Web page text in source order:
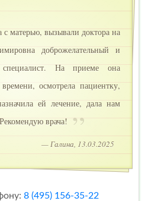
матерью, вызывали доктора на
доброжелательный и
специалист. На приеме она
осмотрела пациентку,
ей лечение, дала нам
врача!
— Галина, 13.03.2025
8 (495) 156-35-22